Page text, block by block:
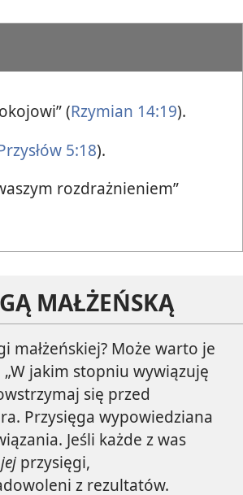
(Rzymian 14:19).
5:18).
rozdrażnieniem”
MAŁŻEŃSKĄ
małżeńskiej? Może warto je
jakim stopniu wywiązuję
się przed
Przysięga wypowiedziana
Jeśli każde z was
przysięgi,
z rezultatów.